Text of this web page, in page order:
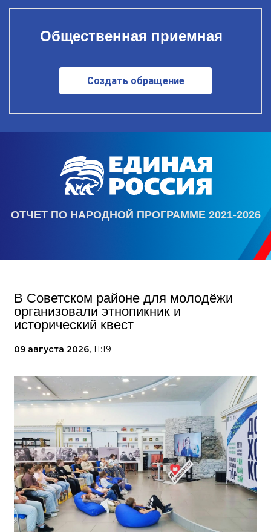
Общественная приемная
Создать обращение
ОТЧЕТ ПО НАРОДНОЙ ПРОГРАММЕ 2021-2026
В Советском районе для молодёжи
организовали этнопикник и
исторический квест
09 августа 2026, 11:19